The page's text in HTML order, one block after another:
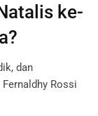
ke-
dan
Rossi